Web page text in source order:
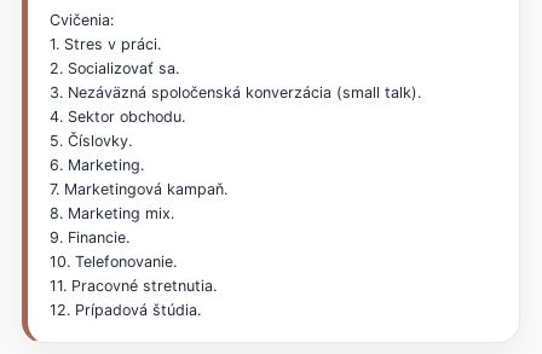
Cvičenia:
1. Stres v práci.
2. Socializovať sa.
3. Nezáväzná spoločenská konverzácia (small talk).
4. Sektor obchodu.
5. Číslovky.
6. Marketing.
7. Marketingová kampaň.
8. Marketing mix.
9. Financie.
10. Telefonovanie.
11. Pracovné stretnutia.
12. Prípadová štúdia.